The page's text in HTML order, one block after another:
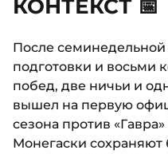
КОНТЕКСТ 📅
После
подготовки и восьми
побед, две ничьи и
вышел на первую
сезона против
Монегаски